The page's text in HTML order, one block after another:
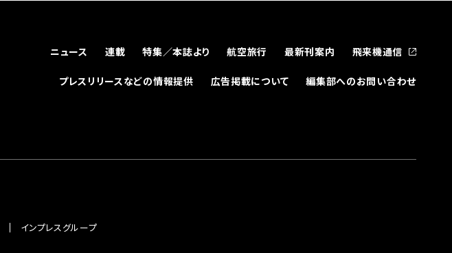
ニュース 連載 特集／本誌より 航空旅行 最新刊案内 飛来機通信
プレスリリースなどの情報提供 広告掲載について 編集部へのお問い合わせ
インプレスグループ